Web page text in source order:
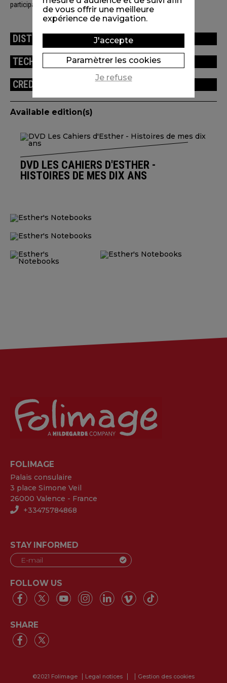
participation de Canal + et Studio Canal.
DISTRIBUTION
TECHNICAL INFORMATION
CREDITS
Available edition(s)
DVD LES CAHIERS D'ESTHER -
HISTOIRES DE MES DIX ANS
FOLIMAGE
Palais consulaire
3 place Simone Veil
26000 Valence - France
+33475784868
STAY INFORMED
FOLLOW US
SHARE
©2021 Folimage Legal notices Gestion des cookies
de vous offrir une meilleure
expérience de navigation.
J'accepte
Paramètrer les cookies
Je refuse